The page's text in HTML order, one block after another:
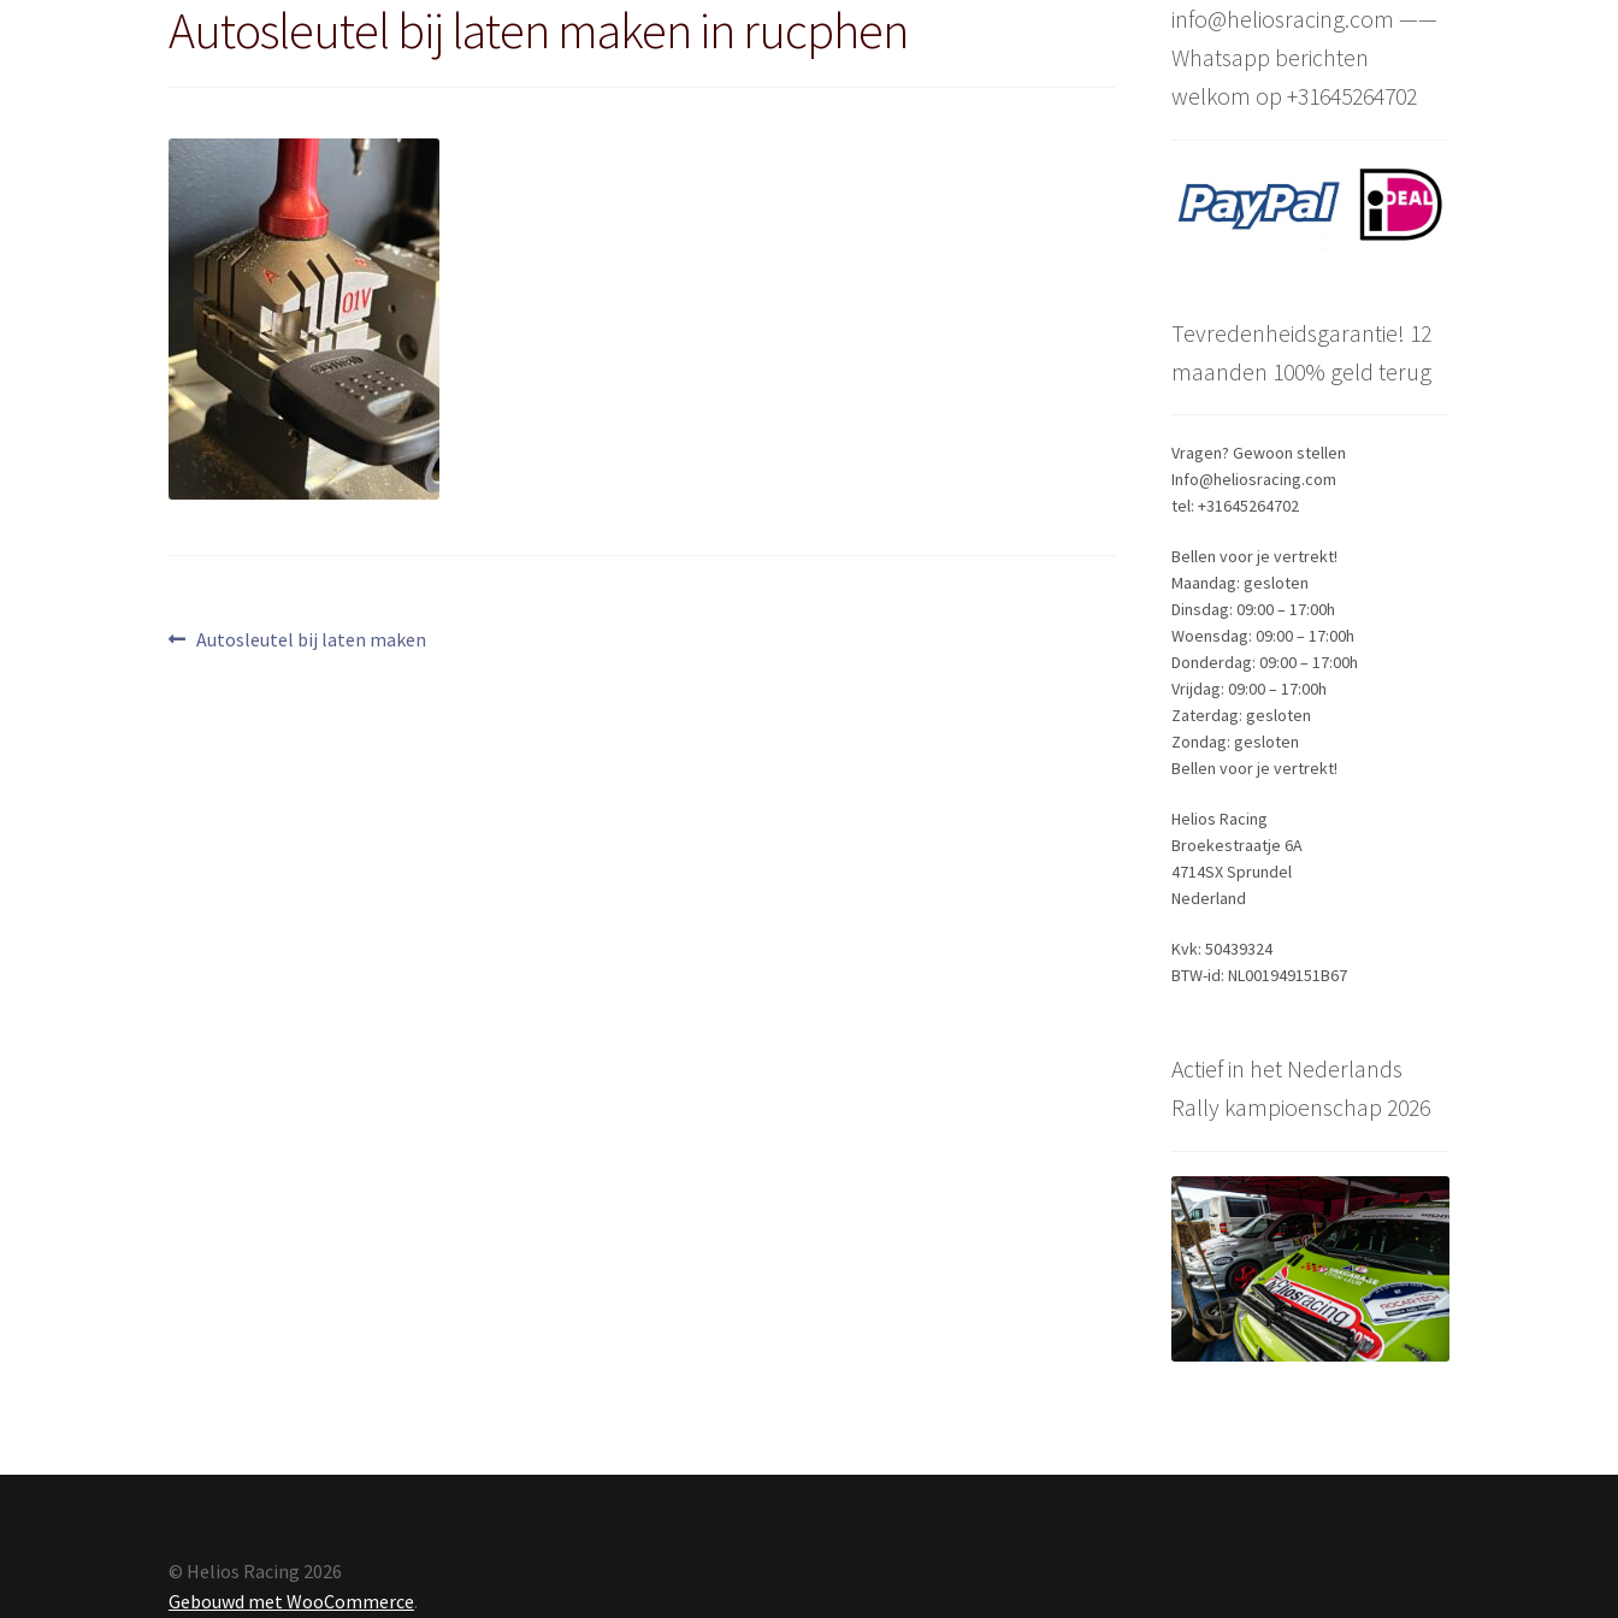
Autosleutel bij laten maken in rucphen
Bericht
Vorig
Autosleutel bij laten maken
info@heliosracing.com ——
Whatsapp berichten
welkom op +31645264702
Tevredenheidsgarantie! 12
maanden 100% geld terug
Vragen? Gewoon stellen
Info@heliosracing.com
tel: +31645264702
Bellen voor je vertrekt!
Maandag: gesloten
Dinsdag: 09:00 – 17:00h
Woensdag: 09:00 – 17:00h
Donderdag: 09:00 – 17:00h
Vrijdag: 09:00 – 17:00h
Zaterdag: gesloten
Zondag: gesloten
Bellen voor je vertrekt!
Helios Racing
Broekestraatje 6A
4714SX Sprundel
Nederland
Kvk: 50439324
BTW-id: NL001949151B67
Actief in het Nederlands
Rally kampioenschap 2026
© Helios Racing 2026
Gebouwd met WooCommerce.